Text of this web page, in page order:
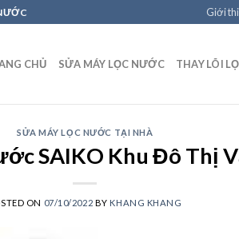
Giới
CHỦ SỬA MÁY LỌC NƯỚC THAY LÕI
SỬA MÁY LỌC NƯỚC TẠI NHÀ
SAIKO Khu Đô Thị
ON 07/10/2022 BY KHANG KHANG